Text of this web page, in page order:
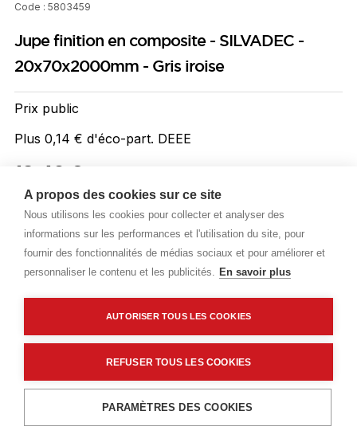
A propos des cookies sur ce site
Nous utilisons les cookies pour collecter et analyser des
informations sur les performances et l'utilisation du site, pour
fournir des fonctionnalités de médias sociaux et pour améliorer et
personnaliser le contenu et les publicités. En savoir plus
AUTORISER TOUS LES COOKIES
REFUSER TOUS LES COOKIES
PARAMÈTRES DES COOKIES
Code : 5803459
Jupe finition en composite - SILVADEC -
20x70x2000mm - Gris iroise
Prix public
Plus 0,14 € d'éco-part. DEEE
13,42 €
Livraisons & enlèvement
Livraison standard Sur commande
Caractéristiques techniques
Description détaillée
Ajouter au panier